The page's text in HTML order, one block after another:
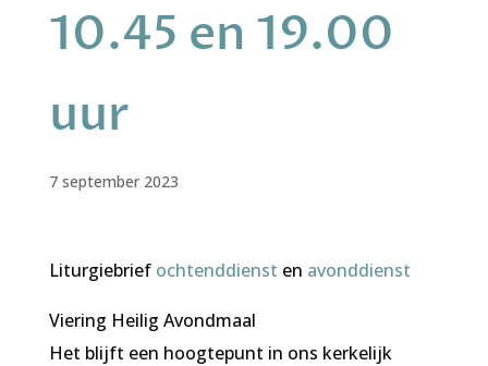
10.45 en 19.00
uur
7 september 2023
Liturgiebrief ochtenddienst en avonddienst
Viering Heilig Avondmaal
Het blijft een hoogtepunt in ons kerkelijk